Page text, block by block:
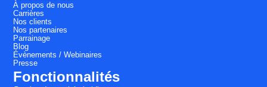
À propos de nous
Carrières
Nos clients
Nos partenaires
Parrainage
Blog
Évènements / Webinaires
Presse
Fonctionnalités